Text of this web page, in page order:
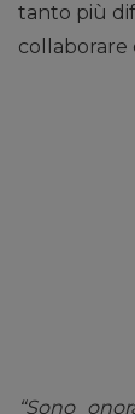
tanto più
collaborare
“Sono